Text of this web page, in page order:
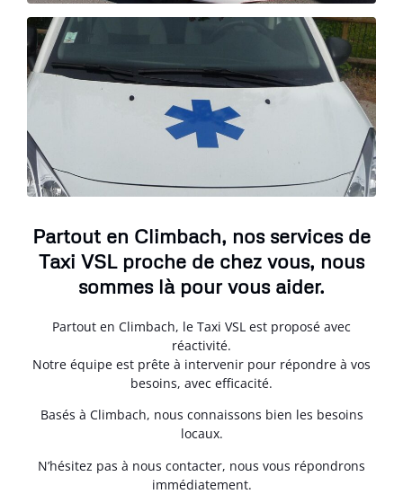
Partout en Climbach, nos services de
Taxi VSL proche de chez vous, nous
sommes là pour vous aider.
Partout en Climbach, le Taxi VSL est proposé avec
réactivité.
Notre équipe est prête à intervenir pour répondre à vos
besoins, avec efficacité.
Basés à Climbach, nous connaissons bien les besoins
locaux.
N’hésitez pas à nous contacter, nous vous répondrons
immédiatement.